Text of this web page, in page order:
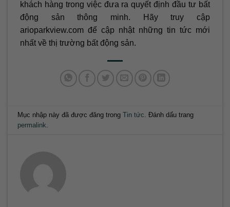
khách hàng trong việc đưa ra quyết định đầu tư bất
động sản thông minh. Hãy truy cập
arioparkview.com để cập nhật những tin tức mới
nhất về thị trường bất động sản.
Mục nhập này đã được đăng trongTin tức . Đánh dấu trang
permalink